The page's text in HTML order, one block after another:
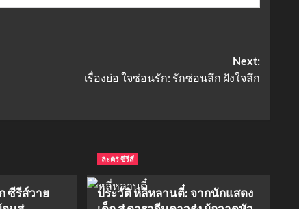
Next:
เรื่องย่อ ใจซ่อนรัก: รักซ่อนลึก ฝังใจลึก
ซีรีส์วาย
ละคร ซีรีส์
ประวัติ หลี่หลานตี๋: จากนักแสดง